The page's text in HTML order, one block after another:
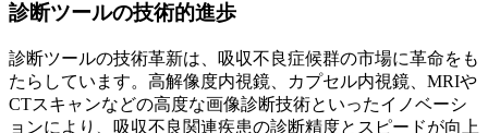
診断ツールの技術的進歩
診断ツールの技術革新は、吸収不良症候群の市場に革命をも
たらしています。高解像度内視鏡、カプセル内視鏡、MRIや
CTスキャンなどの高度な画像診断技術といったイノベーシ
ョンにより、吸収不良関連疾患の診断精度とスピードが向上